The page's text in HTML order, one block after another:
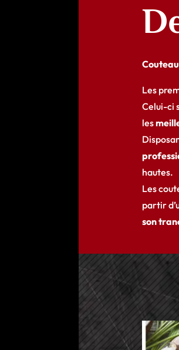
Les
Celui-ci
les
hautes.
Les
partir
son